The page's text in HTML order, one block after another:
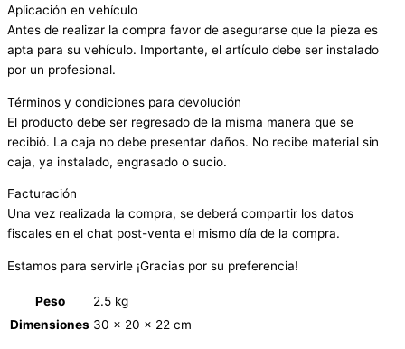
Aplicación en vehículo
Antes de realizar la compra favor de asegurarse que la pieza es
apta para su vehículo. Importante, el artículo debe ser instalado
por un profesional.
Términos y condiciones para devolución
El producto debe ser regresado de la misma manera que se
recibió. La caja no debe presentar daños. No recibe material sin
caja, ya instalado, engrasado o sucio.
Facturación
Una vez realizada la compra, se deberá compartir los datos
fiscales en el chat post-venta el mismo día de la compra.
Estamos para servirle ¡Gracias por su preferencia!
Peso
2.5 kg
Dimensiones 30 × 20 × 22 cm